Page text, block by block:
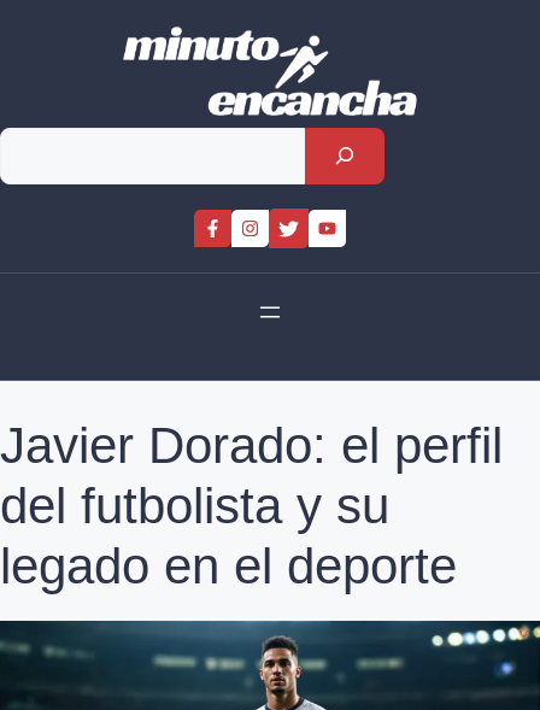
Rechercher
Javier Dorado: el perfil
del futbolista y su
legado en el deporte